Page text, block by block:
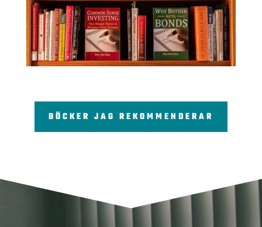
BÖCKER JAG REKOMMENDERAR